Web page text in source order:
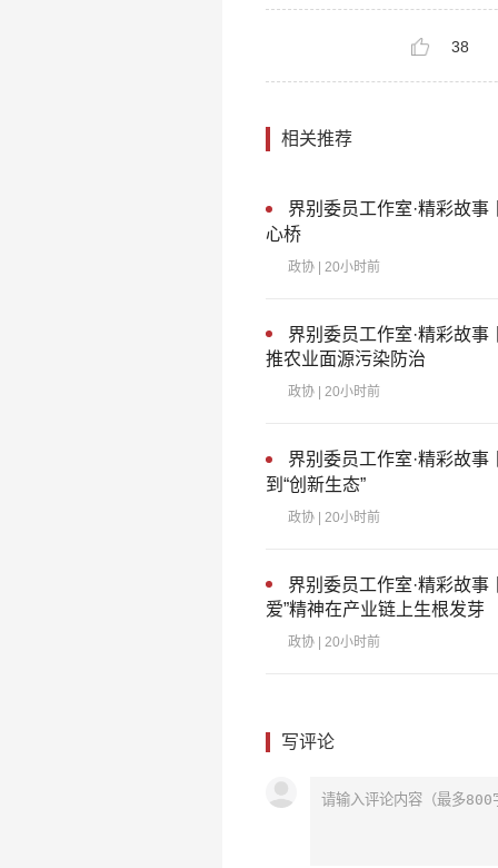
38
相关推荐
界别委员工作室·精彩故
心桥
政协 | 20小时前
界别委员工作室·精彩故事
推农业面源污染防治
政协 | 20小时前
界别委员工作室·精彩故事
到“创新生态”
政协 | 20小时前
界别委员工作室·精彩故
爱”精神在产业链上生根发芽
政协 | 20小时前
写评论